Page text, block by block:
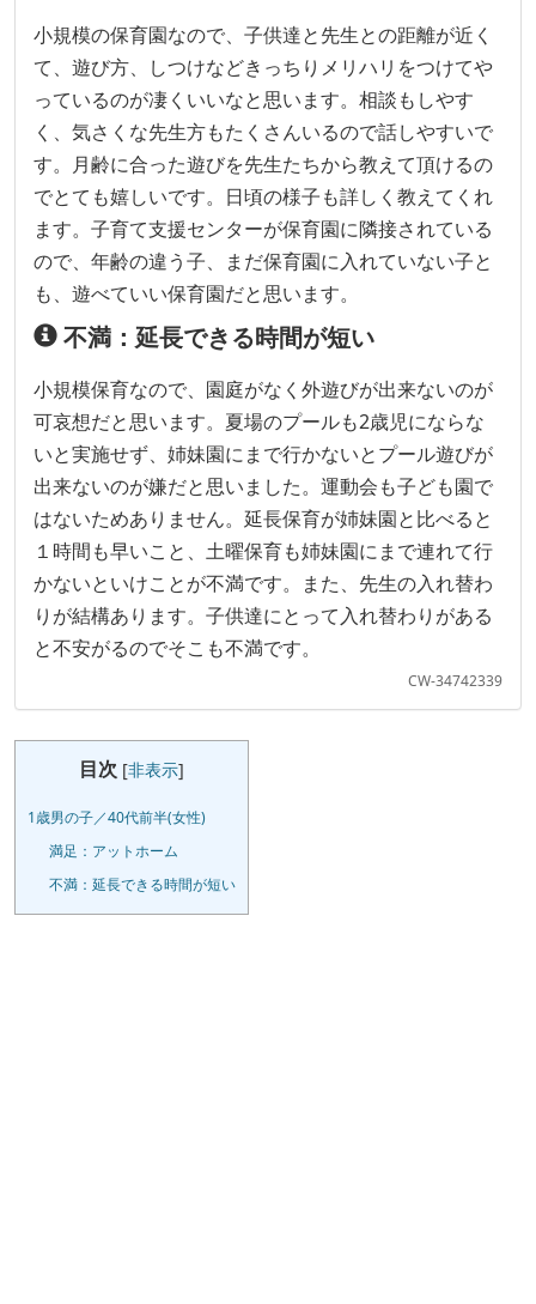
小規模の保育園なので、子供達と先生との距離が近く
て、遊び方、しつけなどきっちりメリハリをつけてや
っているのが凄くいいなと思います。相談もしやす
く、気さくな先生方もたくさんいるので話しやすいで
す。月齢に合った遊びを先生たちから教えて頂けるの
でとても嬉しいです。日頃の様子も詳しく教えてくれ
ます。子育て支援センターが保育園に隣接されている
ので、年齢の違う子、まだ保育園に入れていない子と
も、遊べていい保育園だと思います。
不満：延長できる時間が短い
小規模保育なので、園庭がなく外遊びが出来ないのが
可哀想だと思います。夏場のプールも2歳児にならな
いと実施せず、姉妹園にまで行かないとプール遊びが
出来ないのが嫌だと思いました。運動会も子ども園で
はないためありません。延長保育が姉妹園と比べると
１時間も早いこと、土曜保育も姉妹園にまで連れて行
かないといけことが不満です。また、先生の入れ替わ
りが結構あります。子供達にとって入れ替わりがある
と不安がるのでそこも不満です。
CW-34742339
目次 [非表示]
1歳男の子／40代前半(女性)
満足：アットホーム
不満：延長できる時間が短い